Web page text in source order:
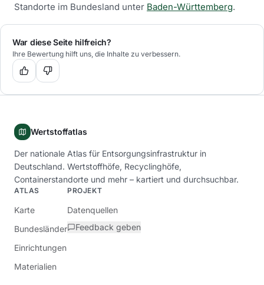
Standorte im Bundesland unter Baden-Württemberg.
War diese Seite hilfreich?
Ihre Bewertung hilft uns, die Inhalte zu verbessern.
Wertstoffatlas
Der nationale Atlas für Entsorgungsinfrastruktur in
Deutschland. Wertstoffhöfe, Recyclinghöfe,
Containerstandorte und mehr – kartiert und durchsuchbar.
ATLAS
Karte
Bundesländer
Einrichtungen
Materialien
PROJEKT
Datenquellen
Feedback geben